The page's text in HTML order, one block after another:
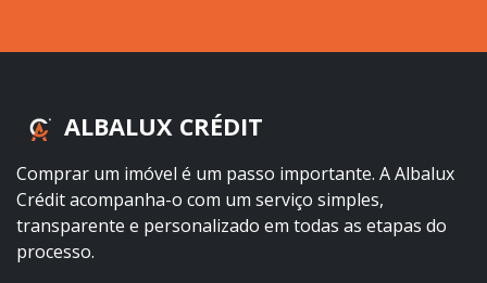
ALBALUX CRÉDIT
Comprar um imóvel é um passo importante. A Albalux
Crédit acompanha-o com um serviço simples,
transparente e personalizado em todas as etapas do
processo.